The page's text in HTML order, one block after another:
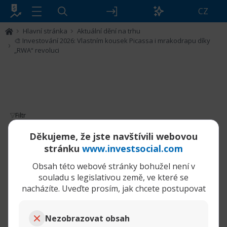
CZ
Hlavní stránka
Aktuální dění na trhu
🎨 Investování 2026: Vlastním kousek Picassa i mrakodrapu díky
„RWA“ revoluci
Děkujeme, že jste navštívili webovou
stránku www.investsocial.com
Obsah této webové stránky bohužel není v
souladu s legislativou země, ve které se
nacházíte. Uveďte prosím, jak chcete postupovat
Nezobrazovat obsah
Filtr
🎨 Investování 2026: Vlastním kousek
Picassa i mrakodrapu díky „RWA“ revoluci
24-03-2026,
04:17 PM
🎨 Investování 2026: Vlastním kousek Picassa i mrakodrapu díky „RWA“ revoluci
WarHorse
Ahoj všichni,